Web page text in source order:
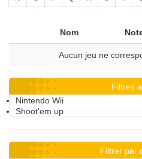
Nom
Aucun jeu ne
Filtres
Nintendo Wii
Shoot'em up
Filtrer par